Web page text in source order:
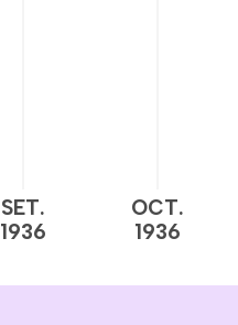
SET.
1936
OCT.
1936